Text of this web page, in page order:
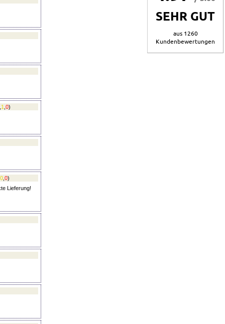
1 0)
0 0)
Lieferung!
SEHR GUT
aus 1260
Kundenbewertungen